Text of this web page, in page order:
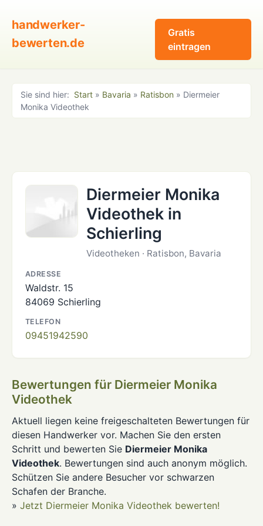
handwerker-
bewerten.de
Gratis
eintragen
Sie sind hier: Start » Bavaria » Ratisbon » Diermeier
Monika Videothek
Diermeier Monika
Videothek in
Schierling
Videotheken · Ratisbon, Bavaria
ADRESSE
Waldstr. 15
84069 Schierling
TELEFON
09451942590
Bewertungen für Diermeier Monika
Videothek
Aktuell liegen keine freigeschalteten Bewertungen für
diesen Handwerker vor. Machen Sie den ersten
Schritt und bewerten Sie Diermeier Monika
Videothek. Bewertungen sind auch anonym möglich.
Schützen Sie andere Besucher vor schwarzen
Schafen der Branche.
» Jetzt Diermeier Monika Videothek bewerten!